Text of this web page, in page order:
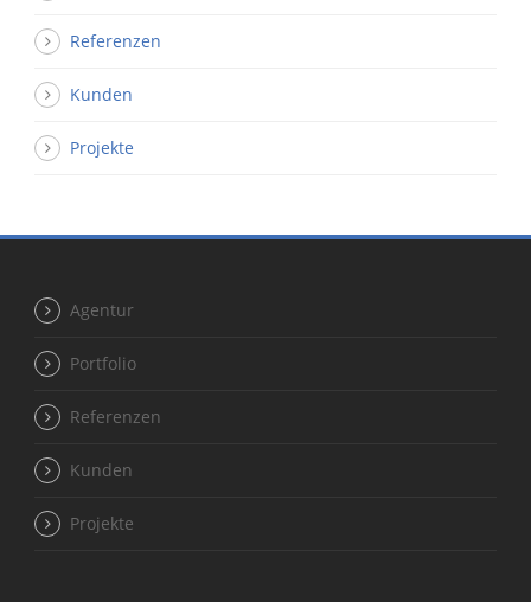
Referenzen
Kunden
Projekte
Agentur
Portfolio
Referenzen
Kunden
Projekte